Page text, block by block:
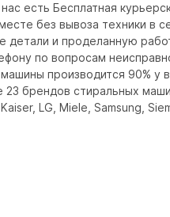
есть Бесплатная
без вывоза техники в
детали и проделанную
по вопросам
производится 90% у
брендов стиральных
LG, Miele, Samsung,